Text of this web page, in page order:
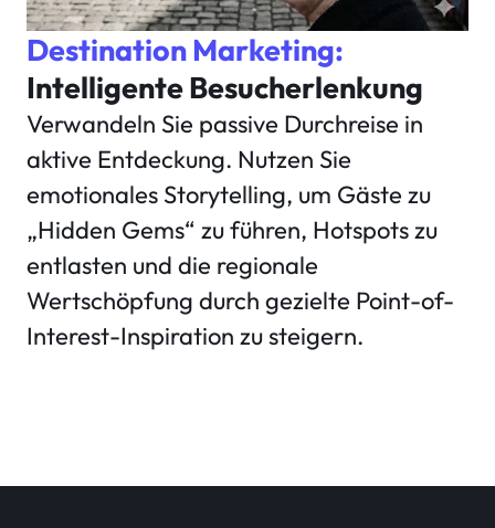
Destination Marketing:
Intelligente Besucherlenkung
Verwandeln Sie passive Durchreise in
aktive Entdeckung. Nutzen Sie
emotionales Storytelling, um Gäste zu
„Hidden Gems“ zu führen, Hotspots zu
entlasten und die regionale
Wertschöpfung durch gezielte Point-of-
Interest-Inspiration zu steigern.